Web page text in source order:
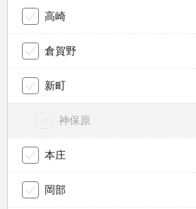
高崎
倉賀野
新町
神保原
本庄
岡部